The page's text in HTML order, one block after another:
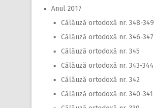
Anul 2017
Călăuză ortodoxă nr. 348-349
Călăuză ortodoxă nr. 346-347
Călăuză ortodoxă nr. 345
Călăuză ortodoxă nr. 343-344
Călăuză ortodoxă nr. 342
Călăuză ortodoxă nr. 340-341